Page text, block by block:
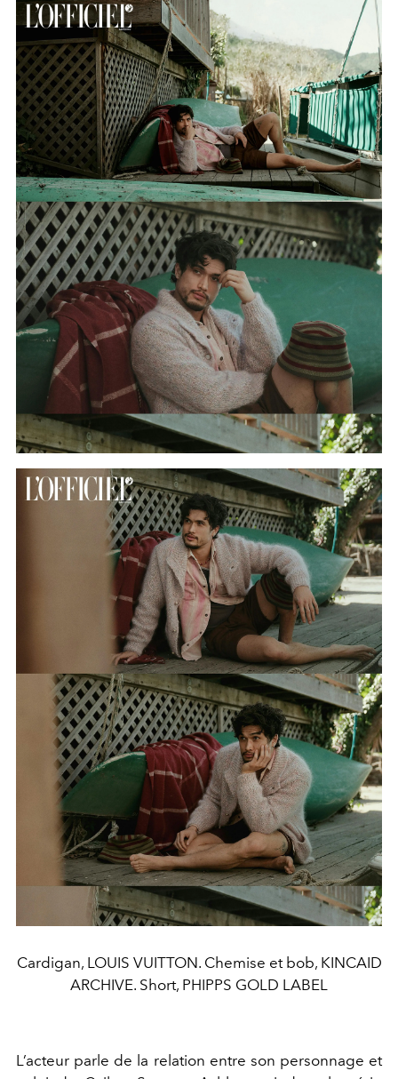
Cardigan, LOUIS VUITTON. Chemise et bob, KINCAID
ARCHIVE. Short, PHIPPS GOLD LABEL
L’acteur parle de la relation entre son personnage et